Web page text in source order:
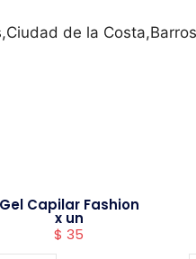
de la
Gel Capilar Fashion
x un
$ 35